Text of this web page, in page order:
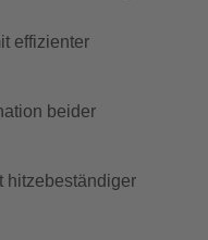
effizienter
beider
hitzebeständiger